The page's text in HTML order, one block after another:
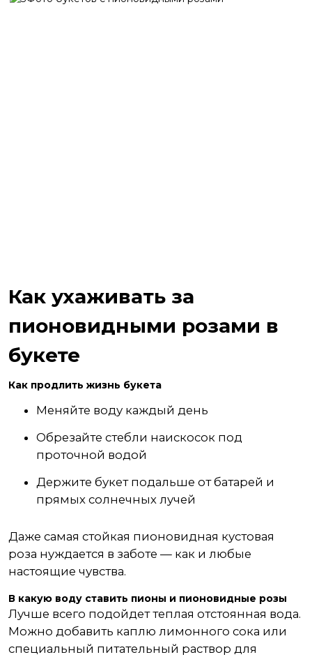
Как ухаживать за
пионовидными розами в
букете
Как продлить жизнь букета
Меняйте воду каждый день
Обрезайте стебли наискосок под
проточной водой
Держите букет подальше от батарей и
прямых солнечных лучей
Даже самая стойкая пионовидная кустовая
роза нуждается в заботе — как и любые
настоящие чувства.
В какую воду ставить пионы и пионовидные розы
Лучше всего подойдет теплая отстоянная вода.
Можно добавить каплю лимонного сока или
специальный питательный раствор для